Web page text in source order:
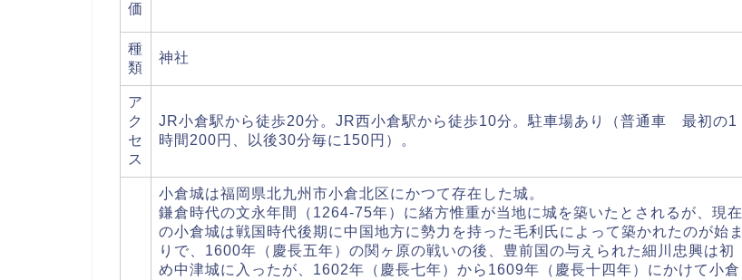
価
種
類
神社
ア
ク
セ
ス
JR小倉駅から徒歩20分。JR西小倉駅から徒歩10分。駐車場あり（普通車 最初の1
時間200円、以後30分毎に150円）。
小倉城は福岡県北九州市小倉北区にかつて存在した城。
鎌倉時代の文永年間（1264-75年）に緒方惟重が当地に城を築いたとされるが、現在
の小倉城は戦国時代後期に中国地方に勢力を持った毛利氏によって築かれたのが始ま
りで、1600年（慶長五年）の関ヶ原の戦いの後、豊前国の与えられた細川忠興は初
め中津城に入ったが、1602年（慶長七年）から1609年（慶長十四年）にかけて小倉